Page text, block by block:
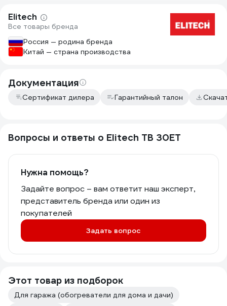
Elitech
Все товары бренда
Россия — родина бренда
Китай — страна производства
Документация
Сертификат дилера Гарантийный талон
Вопросы и ответы о Elitech ТВ 30ЕТ
Нужна помощь?
Задайте вопрос – вам ответит наш эксперт,
представитель бренда или один из
покупателей
Задать вопрос
Этот товар из подборок
Для гаража (обогреватели для дома и дачи)